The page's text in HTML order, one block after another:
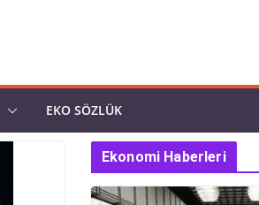
EKO SÖZLÜK
Ekonomi Haberleri